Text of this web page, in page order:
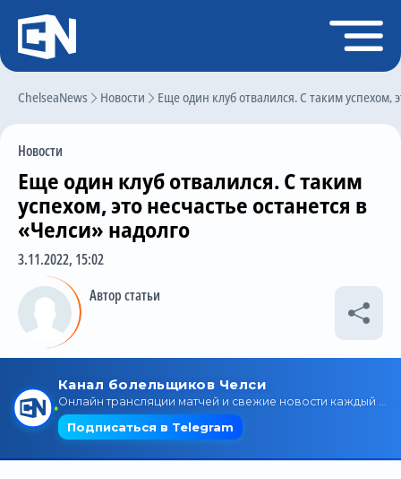
ChelseaNews Новости Еще один клуб отвалился. С таким успехом,
Новости
Еще один клуб отвалился. С таким
успехом, это несчастье останется в
«Челси» надолго
3.11.2022, 15:02
Автор статьи
Регистрация
Главная
Трансферы
Слухи
История Челси
Статистика
Календарь игр
Поиск по сайту
Трансляции